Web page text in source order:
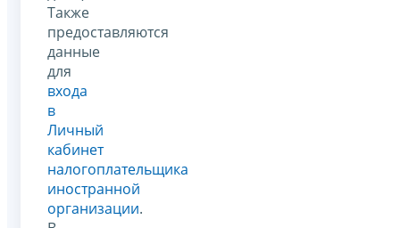
Также
предоставляются
данные
для
входа
в
Личный
кабинет
налогоплательщика
иностранной
организации.